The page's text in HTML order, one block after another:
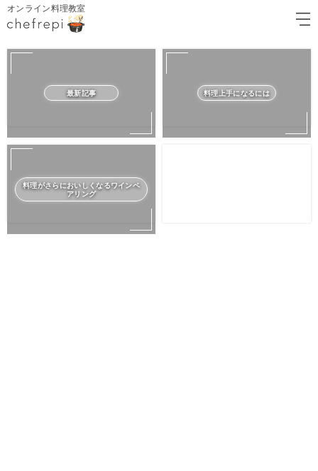
オンライン料理教室
最新記事 料理上手になるには
料理がさらにおいしくなるワインペ
アリング